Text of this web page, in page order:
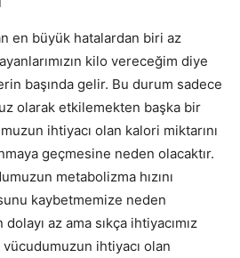
en büyük hatalardan biri az
kilo vereceğim diye
başında gelir. Bu durum sadece
olarak etkilemekten başka bir
ihtiyacı olan kalori miktarını
geçmesine neden olacaktır.
metabolizma hızını
kaybetmemize neden
az ama sıkça ihtiyacımız
ihtiyacı olan